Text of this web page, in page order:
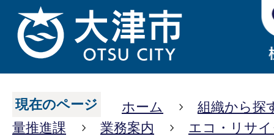
現在のページ ホーム
組織から探
量推進課
業務案内
エコ・リサ